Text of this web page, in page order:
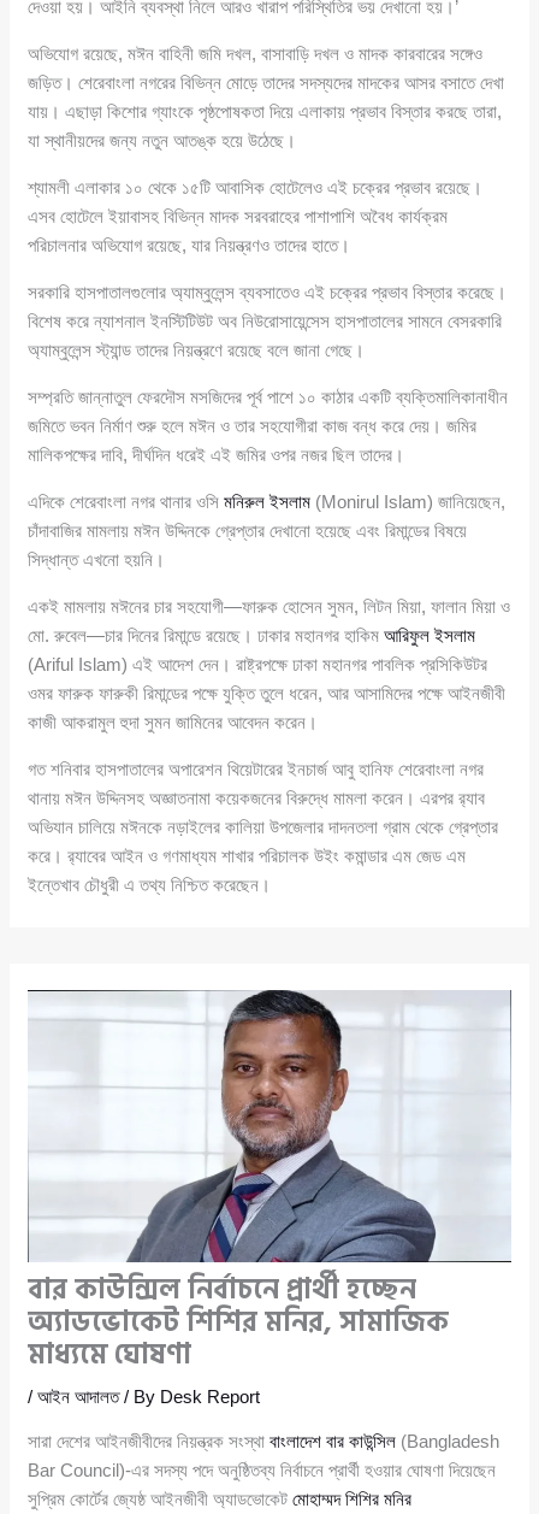
দেওয়া হয়। আইনি ব্যবস্থা নিলে আরও খারাপ পরিস্থিতির ভয় দেখানো হয়।’
অভিযোগ রয়েছে, মঈন বাহিনী জমি দখল, বাসাবাড়ি দখল ও মাদক কারবারের সঙ্গেও
জড়িত। শেরেবাংলা নগরের বিভিন্ন মোড়ে তাদের সদস্যদের মাদকের আসর বসাতে দেখা
যায়। এছাড়া কিশোর গ্যাংকে পৃষ্ঠপোষকতা দিয়ে এলাকায় প্রভাব বিস্তার করছে তারা,
যা স্থানীয়দের জন্য নতুন আতঙ্ক হয়ে উঠেছে।
শ্যামলী এলাকার ১০ থেকে ১৫টি আবাসিক হোটেলেও এই চক্রের প্রভাব রয়েছে।
এসব হোটেলে ইয়াবাসহ বিভিন্ন মাদক সরবরাহের পাশাপাশি অবৈধ কার্যক্রম
পরিচালনার অভিযোগ রয়েছে, যার নিয়ন্ত্রণও তাদের হাতে।
সরকারি হাসপাতালগুলোর অ্যাম্বুলেন্স ব্যবসাতেও এই চক্রের প্রভাব বিস্তার করেছে।
বিশেষ করে ন্যাশনাল ইনস্টিটিউট অব নিউরোসায়েন্সেস হাসপাতালের সামনে বেসরকারি
অ্যাম্বুলেন্স স্ট্যান্ড তাদের নিয়ন্ত্রণে রয়েছে বলে জানা গেছে।
সম্প্রতি জান্নাতুল ফেরদৌস মসজিদের পূর্ব পাশে ১০ কাঠার একটি ব্যক্তিমালিকানাধীন
জমিতে ভবন নির্মাণ শুরু হলে মঈন ও তার সহযোগীরা কাজ বন্ধ করে দেয়। জমির
মালিকপক্ষের দাবি, দীর্ঘদিন ধরেই এই জমির ওপর নজর ছিল তাদের।
এদিকে শেরেবাংলা নগর থানার ওসিমনিরুল ইসলাম (Monirul Islam) জানিয়েছেন,
চাঁদাবাজির মামলায় মঈন উদ্দিনকে গ্রেপ্তার দেখানো হয়েছে এবং রিমান্ডের বিষয়ে
সিদ্ধান্ত এখনো হয়নি।
একই মামলায় মঈনের চার সহযোগী—ফারুক হোসেন সুমন, লিটন মিয়া, ফালান মিয়া ও
মো. রুবেল—চার দিনের রিমান্ডে রয়েছে। ঢাকার মহানগর হাকিমআরিফুল ইসলাম
(Ariful Islam) এই আদেশ দেন। রাষ্ট্রপক্ষে ঢাকা মহানগর পাবলিক প্রসিকিউটর
ওমর ফারুক ফারুকী রিমান্ডের পক্ষে যুক্তি তুলে ধরেন, আর আসামিদের পক্ষে আইনজীবী
কাজী আকরামুল হুদা সুমন জামিনের আবেদন করেন।
গত শনিবার হাসপাতালের অপারেশন থিয়েটারের ইনচার্জ আবু হানিফ শেরেবাংলা নগর
থানায় মঈন উদ্দিনসহ অজ্ঞাতনামা কয়েকজনের বিরুদ্ধে মামলা করেন। এরপর র‍্যাব
অভিযান চালিয়ে মঈনকে নড়াইলের কালিয়া উপজেলার দাদনতলা গ্রাম থেকে গ্রেপ্তার
করে। র‍্যাবের আইন ও গণমাধ্যম শাখার পরিচালক উইং কমান্ডার এম জেড এম
ইন্তেখাব চৌধুরী এ তথ্য নিশ্চিত করেছেন।
বার কাউন্সিল নির্বাচনে প্রার্থী হচ্ছেন
অ্যাডভোকেট শিশির মনির, সামাজিক
মাধ্যমে ঘোষণা
/আইন আদালত/ By Desk Report
সারা দেশের আইনজীবীদের নিয়ন্ত্রক সংস্থাবাংলাদেশ বার কাউন্সিল (Bangladesh
Bar Council)-এর সদস্য পদে অনুষ্ঠিতব্য নির্বাচনে প্রার্থী হওয়ার ঘোষণা দিয়েছেন
সুপ্রিম কোর্টের জ্যেষ্ঠ আইনজীবী অ্যাডভোকেটমোহাম্মদ শিশির মনির